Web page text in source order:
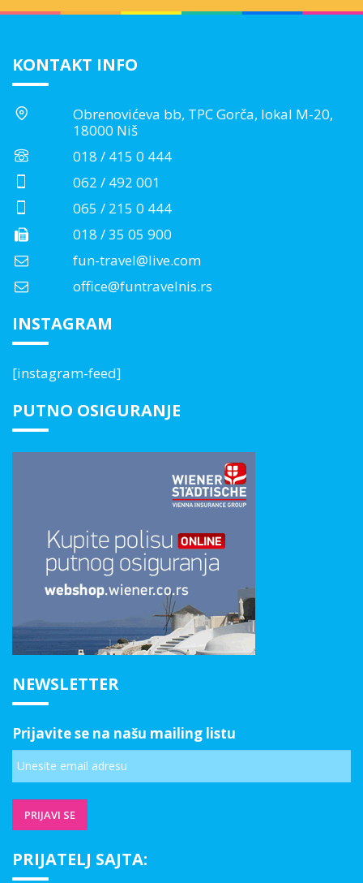
KONTAKT INFO
Obrenovićeva bb, TPC Gorča, lokal M-20,
18000 Niš
018 / 415 0 444
062 / 492 001
065 / 215 0 444
018 / 35 05 900
fun-travel@live.com
office@funtravelnis.rs
INSTAGRAM
[instagram-feed]
PUTNO OSIGURANJE
NEWSLETTER
Prijavite se na našu mailing listu
PRIJATELJ SAJTA: